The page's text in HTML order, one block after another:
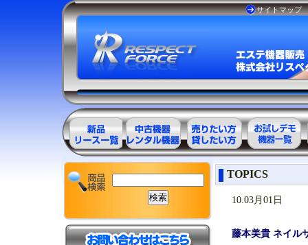
サイトマップ
エステ美容用
品製品一覧
エステ美容用
品アウトレッ
ト商品一覧
エステ美容用
品レンタル可
能商品一覧
お試しデモ可
能機器一覧
TOPICS
10.03月01日
藤本美貴 ネイル